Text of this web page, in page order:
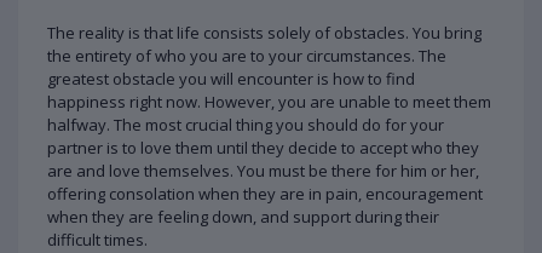
The reality is that life consists solely of obstacles. You bring
the entirety of who you are to your circumstances. The
greatest obstacle you will encounter is how to find
happiness right now. However, you are unable to meet them
halfway. The most crucial thing you should do for your
partner is to love them until they decide to accept who they
are and love themselves. You must be there for him or her,
offering consolation when they are in pain, encouragement
when they are feeling down, and support during their
difficult times.